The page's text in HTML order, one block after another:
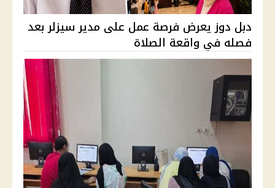
دبل دوز يعرض فرصة عمل على مدير سيزلر بعد
فصله في واقعة الصلاة